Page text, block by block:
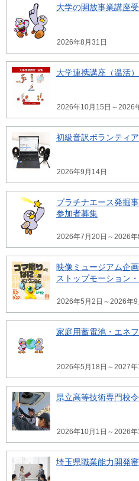
大学の開放事業講座
2026年8月31日
大学連携講座（温活）
2026年10月15日～2026
初級音訳ボランティ
2026年9月14日
プラチナエース発掘
参加者募集
2026年7月20日～2026年
映像ミュージアム企
ストップモーション
2026年5月2日～2026年9
家庭用蓄電池・エネ
2026年5月18日～2027年
県立高等技術専門校
2026年10月1日～2026年
埼玉県職業能力開発